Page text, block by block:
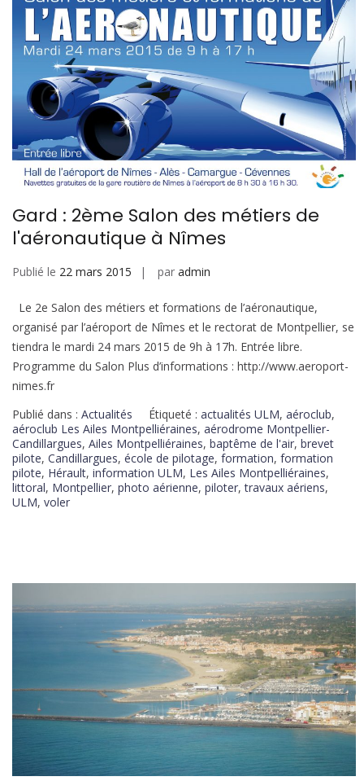
Gard : 2ème Salon des métiers de
l'aéronautique à Nîmes
Publié le 22 mars 2015 par admin
Le 2e Salon des métiers et formations de l’aéronautique,
organisé par l’aéroport de Nîmes et le rectorat de Montpellier, se
tiendra le mardi 24 mars 2015 de 9h à 17h. Entrée libre.
Programme du Salon Plus d’informations : http://www.aeroport-
nimes.fr
Publié dans : Actualités Étiqueté : actualités ULM, aéroclub,
aéroclub Les Ailes Montpelliéraines, aérodrome Montpellier-
Candillargues, Ailes Montpelliéraines, baptême de l'air, brevet
pilote, Candillargues, école de pilotage, formation, formation
pilote, Hérault, information ULM, Les Ailes Montpelliéraines,
littoral, Montpellier, photo aérienne, piloter,travaux aériens,
ULM, voler